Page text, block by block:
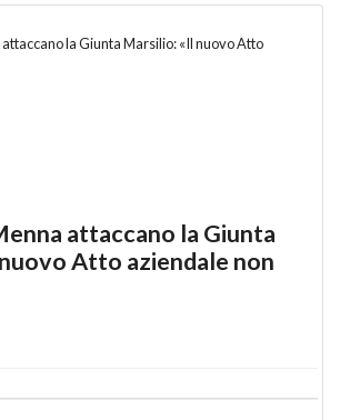
attaccano la Giunta
Atto aziendale non